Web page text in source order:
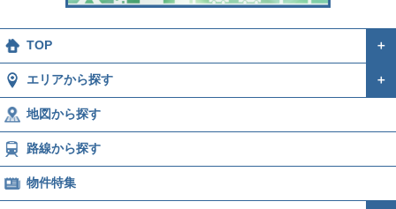
TOP ＋
エリアから探す ＋
地図から探す
路線から探す
物件特集